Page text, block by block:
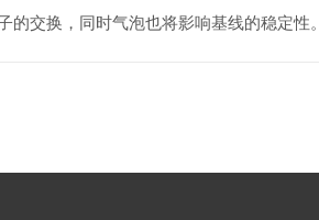
交换，同时气泡也将影响基线的稳定性。